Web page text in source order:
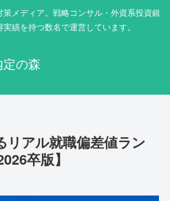
メディア。戦略コンサル・外資系投資銀
績を持つ数名で運営しています。
定の森
リアル就職偏差値ラン
卒版】